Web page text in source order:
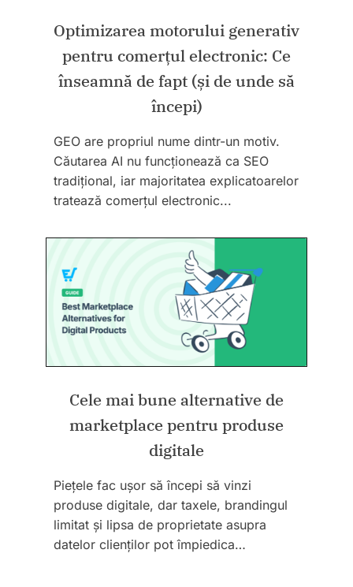
Optimizarea motorului generativ
pentru comerțul electronic: Ce
înseamnă de fapt (și de unde să
începi)
GEO are propriul nume dintr-un motiv.
Căutarea AI nu funcționează ca SEO
tradițional, iar majoritatea explicatoarelor
tratează comerțul electronic...
Cele mai bune alternative de
marketplace pentru produse
digitale
Piețele fac ușor să începi să vinzi
produse digitale, dar taxele, brandingul
limitat și lipsa de proprietate asupra
datelor clienților pot împiedica…